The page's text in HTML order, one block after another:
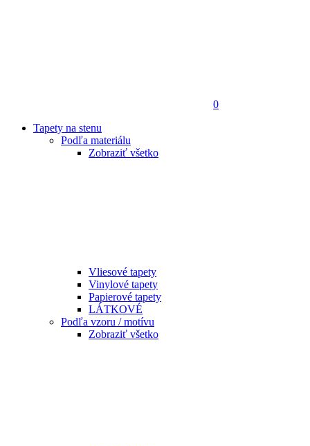
0
Tapety na stenu
Podľa materiálu
Zobraziť všetko
Vliesové tapety
Vinylové tapety
Papierové tapety
LÁTKOVÉ
Podľa vzoru / motívu
Zobraziť všetko